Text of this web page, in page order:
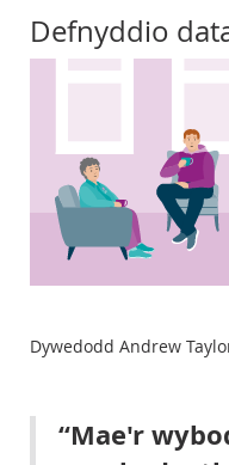
Defnyddio
Dywedodd Andrew
Mae'r